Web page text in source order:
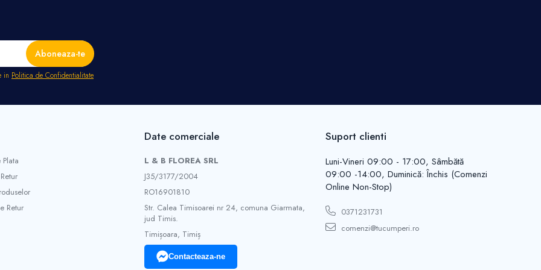
in Politica de Confidentialitate
Retur
Date comerciale
L & B FLOREA SRL
J35/3177/2004
RO16901810
Str. Calea Timisoarei nr 24, comuna Giarmata,
jud Timis.
Timișoara, Timiș
Contacteaza-ne
Suport clienti
Luni-Vineri 09:00 - 17:00, Sâmbătă
09:00 -14:00, Duminică: Închis (Comenzi
Online Non-Stop)
0371231731
comenzi@tucumperi.ro